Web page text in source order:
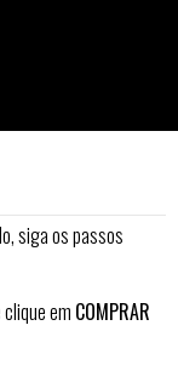
siga os passos
em COMPRAR